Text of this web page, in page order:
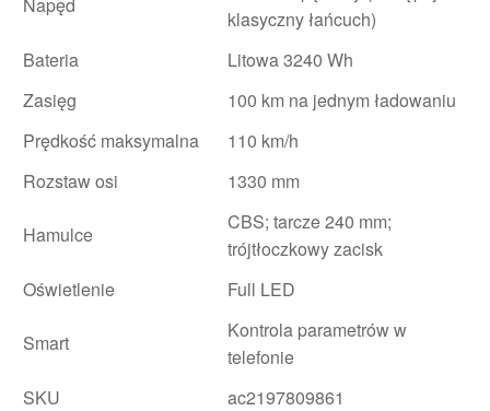
klasyczny łańcuch)
Bateria
Litowa 3240 Wh
Zasięg
100 km na jednym ładowaniu
Prędkość maksymalna
110 km/h
Rozstaw osi
1330 mm
Hamulce
CBS; tarcze 240 mm;
trójtłoczkowy zacisk
Oświetlenie
Full LED
Smart
Kontrola parametrów w
telefonie
SKU
ac2197809861